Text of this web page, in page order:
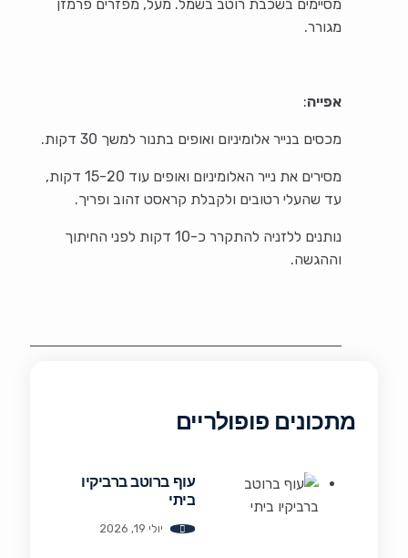
מסיימים בשכבת רוטב בשמל. מעל, מפזרים פרמזן
מגורר.
אפייה:
מכסים בנייר אלומיניום ואופים בתנור למשך 30 דקות.
מסירים את נייר האלומיניום ואופים עוד 15-20 דקות,
עד שהעלי רטובים ולקבלת קראסט זהוב ופריך.
נותנים ללזניה להתקרר כ-10 דקות לפני החיתוך
וההגשה.
מתכונים פופולריים
עוף ברוטב ברביקיו
ביתי
יולי 19, 2026